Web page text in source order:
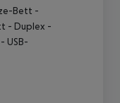
Bett -
- Duplex -
- USB-